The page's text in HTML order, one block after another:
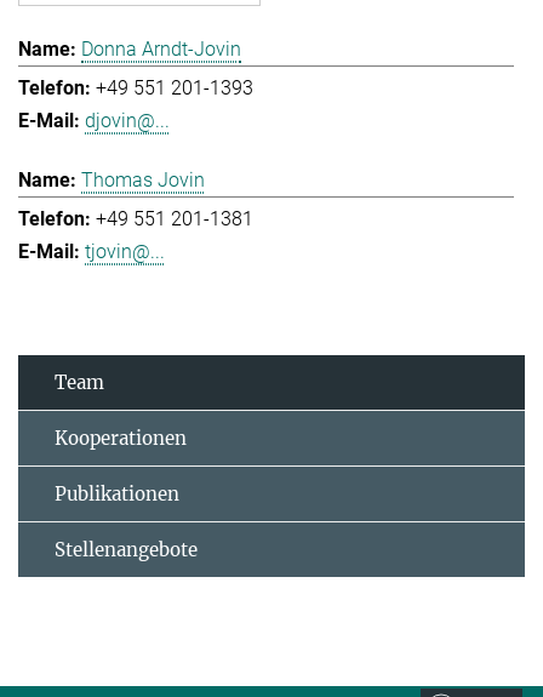
Donna Arndt-Jovin
+49 551 201-1393
djovin@...
Thomas Jovin
+49 551 201-1381
tjovin@...
Team
Kooperationen
Publikationen
Stellenangebote